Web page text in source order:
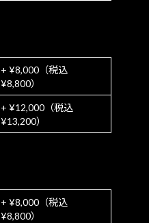
+ ¥8,000（税込
¥8,800）
+ ¥12,000（税込
¥13,200）
+ ¥8,000（税込
¥8,800）